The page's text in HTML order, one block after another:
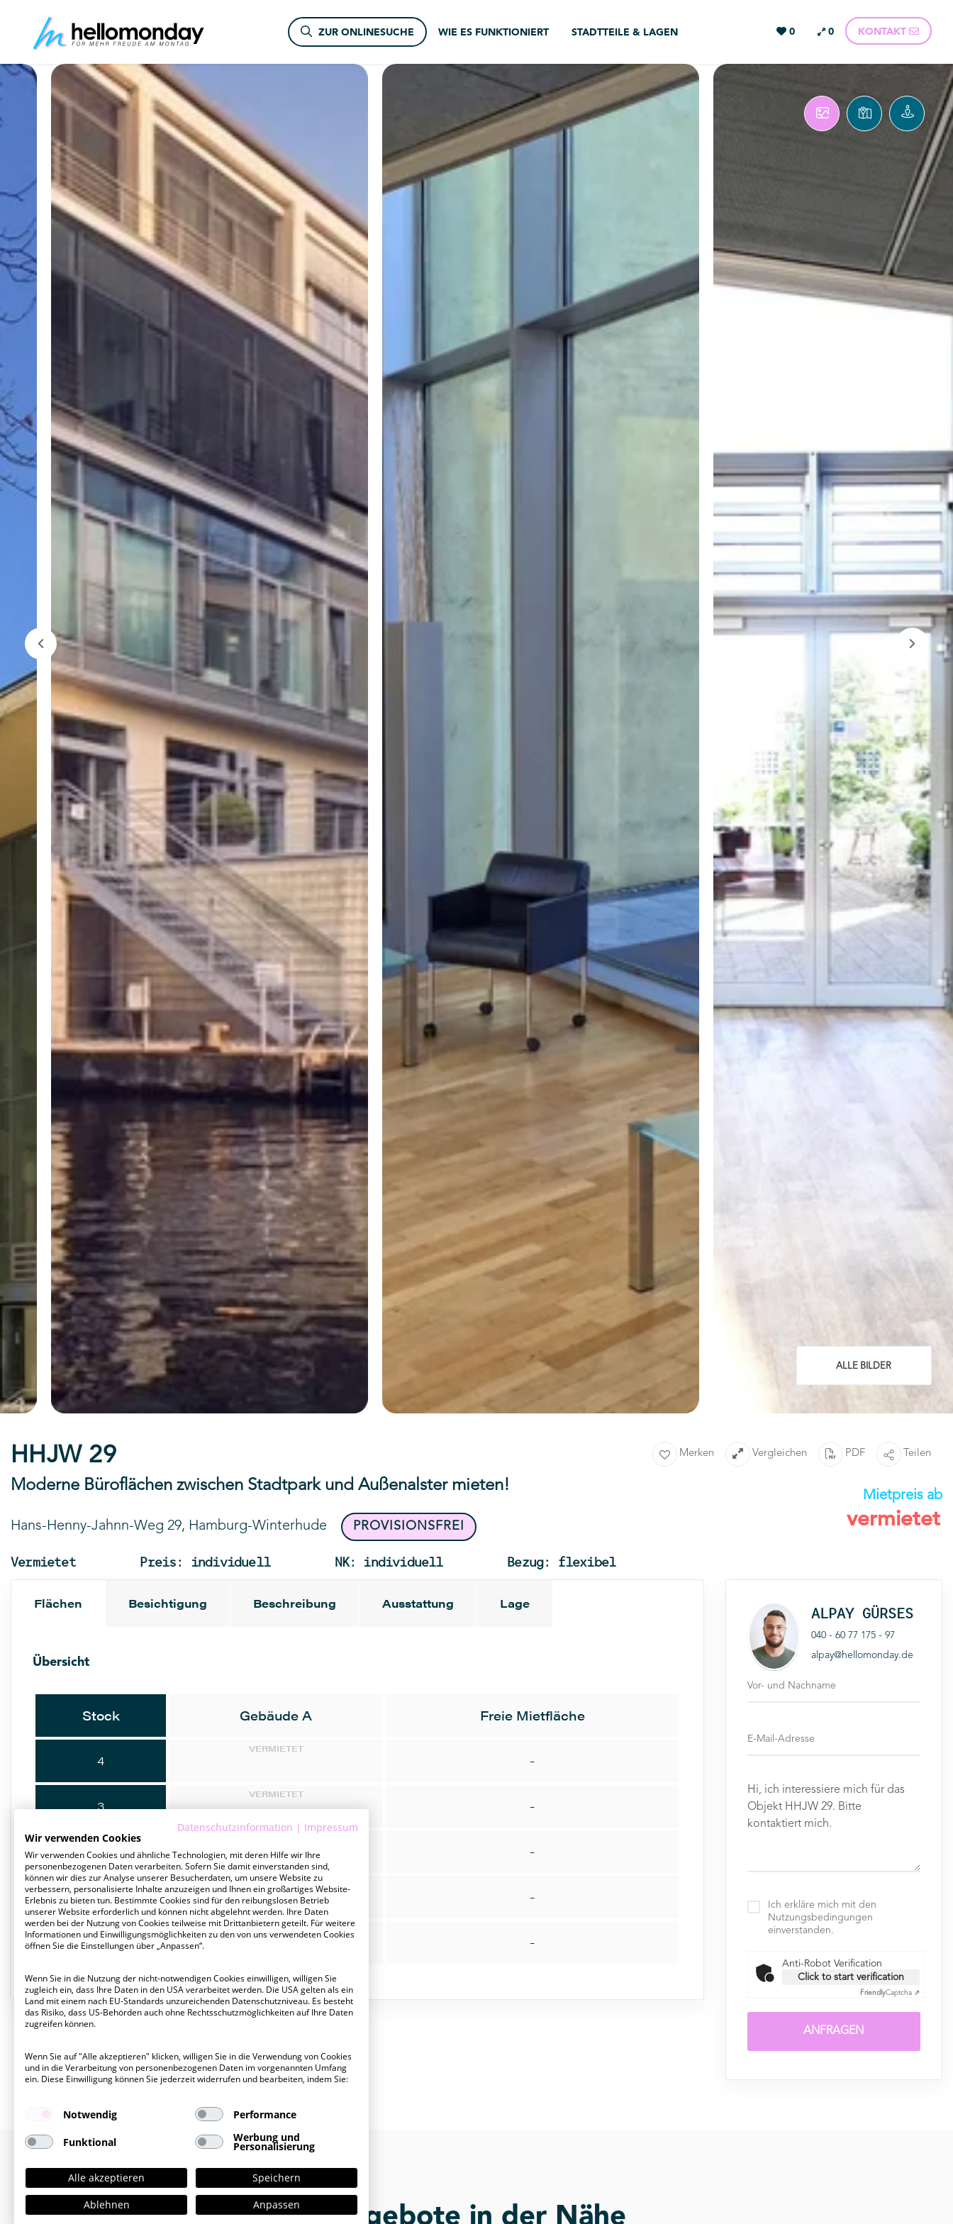
ZUR ONLINESUCHE WIE ES FUNKTIONIERT STADTTEILE & LAGEN 0 0 KONTAKT
ALLE BILDER
HHJW 29
Moderne Büroflächen zwischen Stadtpark und Außenalster mieten!
Hans-Henny-Jahnn-Weg 29, Hamburg-Winterhude PROVISIONSFREI
Vermietet Preis: individuell NK: individuell Bezug: flexibel
Merken Vergleichen PDF Teilen
Mietpreis ab
vermietet
Flächen Besichtigung Beschreibung Ausstattung Lage
Übersicht
Stock Gebäude A Freie Mietfläche
4
VERMIETET
-
3
VERMIETET
-
2 -
1
VERMIETET
-
EG
VERMIETET
-
ALPAY GÜRSES
040 - 60 77 175 - 97
alpay@hellomonday.de
Ich erkläre mich mit den
Nutzungsbedingungen
einverstanden.
Anti-Robot Verification
Click to start verification
FriendlyCaptcha ⇗
ANFRAGEN
Angebote in der Nähe
Datenschutzinformation | Impressum
Wir verwenden Cookies
Wir verwenden Cookies und ähnliche Technologien, mit deren Hilfe wir Ihre
personenbezogenen Daten verarbeiten. Sofern Sie damit einverstanden sind,
können wir dies zur Analyse unserer Besucherdaten, um unsere Website zu
verbessern, personalisierte Inhalte anzuzeigen und Ihnen ein großartiges Website-
Erlebnis zu bieten tun. Bestimmte Cookies sind für den reibungslosen Betrieb
unserer Website erforderlich und können nicht abgelehnt werden. Ihre Daten
werden bei der Nutzung von Cookies teilweise mit Drittanbietern geteilt. Für weitere
Informationen und Einwilligungsmöglichkeiten zu den von uns verwendeten Cookies
öffnen Sie die Einstellungen über „Anpassen“.
Wenn Sie in die Nutzung der nicht-notwendigen Cookies einwilligen, willigen Sie
zugleich ein, dass Ihre Daten in den USA verarbeitet werden. Die USA gelten als ein
Land mit einem nach EU-Standards unzureichenden Datenschutzniveau. Es besteht
das Risiko, dass US-Behörden auch ohne Rechtsschutzmöglichkeiten auf Ihre Daten
zugreifen können.
Wenn Sie auf "Alle akzeptieren" klicken, willigen Sie in die Verwendung von Cookies
und in die Verarbeitung von personenbezogenen Daten im vorgenannten Umfang
ein. Diese Einwilligung können Sie jederzeit widerrufen und bearbeiten, indem Sie:
Notwendig Performance
Funktional Werbung und
Personalisierung
Alle akzeptieren
Speichern
Ablehnen
Anpassen